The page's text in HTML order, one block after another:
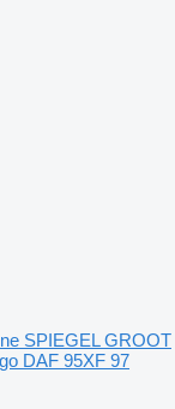
SPIEGEL GROOT
DAF 95XF 97